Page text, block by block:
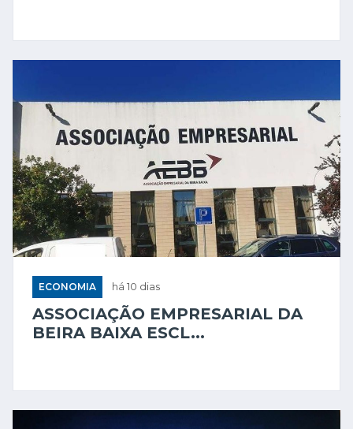
ECONOMIA há 10 dias
ASSOCIAÇÃO EMPRESARIAL DA
BEIRA BAIXA ESCL...